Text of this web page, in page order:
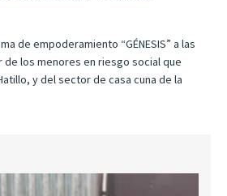
de empoderamiento “GÉNESIS” a las
los menores en riesgo social que
y del sector de casa cuna de la